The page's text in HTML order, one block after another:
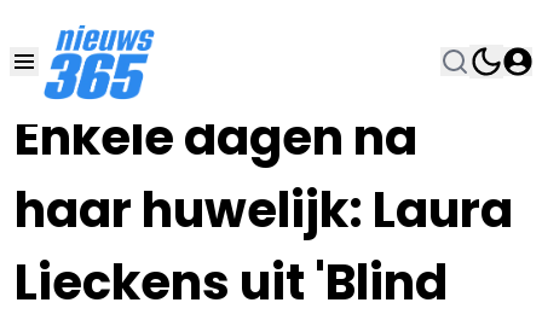
Enkele dagen na
haar huwelijk: Laura
Lieckens uit 'Blind
28 SEP 2023, 8:30